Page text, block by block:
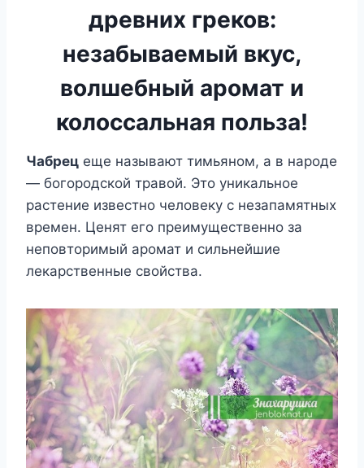
древних греков:
незабываемый вкус,
волшебный аромат и
колоссальная польза!
Чабрец еще называют тимьяном, а в народе
— богородской травой. Это уникальное
растение известно человеку с незапамятных
времен. Ценят его преимущественно за
неповторимый аромат и сильнейшие
лекарственные свойства.